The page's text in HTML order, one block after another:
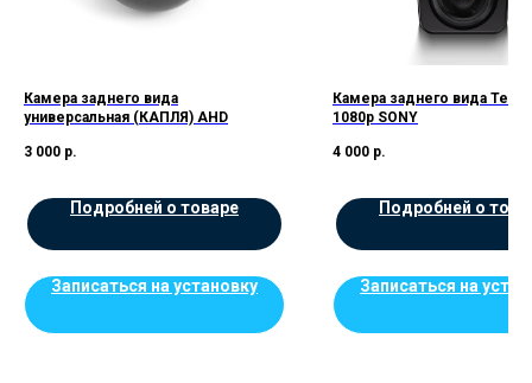
Камера заднего вида
универсальная (КАПЛЯ) AHD
3 000 р.
Подробней о товаре
Записаться на установку
Камера заднего вида
1080p SONY
4 000 р.
Подробней о
Записаться на